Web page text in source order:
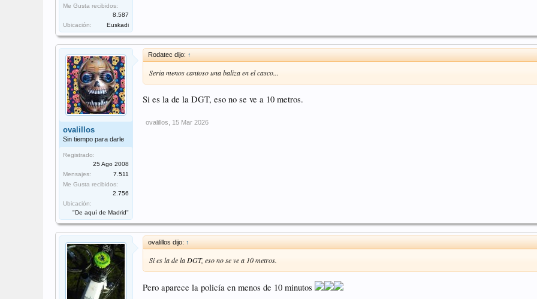
Me Gusta recibidos:
8.587
Ubicación:
Euskadi
ovalillos
Sin tiempo para darle
Registrado:
25 Ago 2008
Mensajes:
7.511
Me Gusta recibidos:
2.756
Ubicación:
"De aquí de Madrid"
Rodatec dijo: ↑
Seria menos cantoso una baliza en el casco...
Si es la de la DGT, eso no se ve a 10 metros.
ovalillos 15 Mar 2026
ovalillos dijo: ↑
Si es la de la DGT, eso no se ve a 10 metros.
Pero aparece la policía en menos de 10 minutos